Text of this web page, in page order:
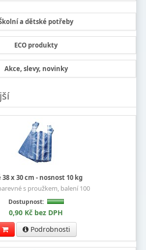
a dětské potřeby
ECO produkty
Akce, slevy, novinky
x 30 cm - nosnost 10 kg
s proužkem, balení 100
Dostupnost:
0,90 Kč bez DPH
Podrobnosti